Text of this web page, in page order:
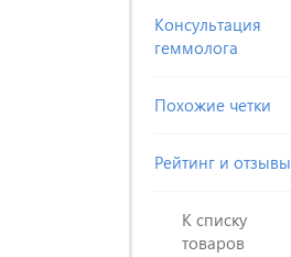
Консультация
геммолога
Похожие четки
Рейтинг и отзывы
К списку
товаров